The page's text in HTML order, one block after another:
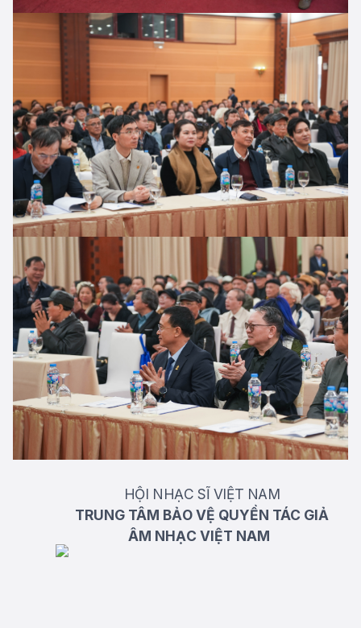
HỘI NHẠC SĨ VIỆT NAM
TRUNG TÂM BẢO VỆ QUYỀN TÁC GIẢ
ÂM NHẠC VIỆT NAM